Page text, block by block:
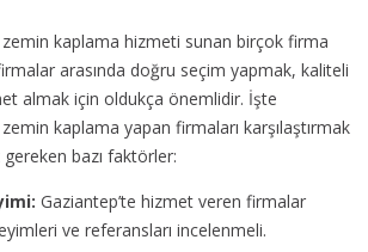
kaplama hizmeti sunan birçok firma
arasında doğru seçim yapmak, kaliteli
almak için oldukça önemlidir. İşte
kaplama yapan firmaları karşılaştırmak
bazı faktörler:
Gaziantep’te hizmet veren firmalar
ve referansları incelenmeli.